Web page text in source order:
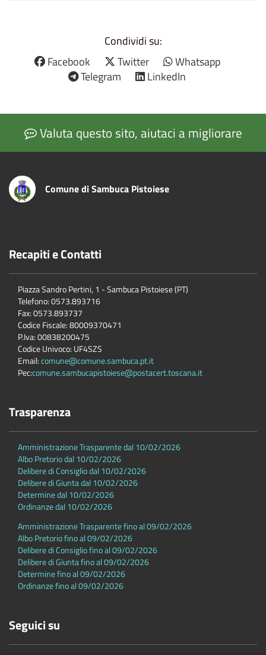
Condividi su:
Facebook
Twitter
Whatsapp
Telegram
LinkedIn
Valuta questo sito, aiutaci a migliorare
Comune di Sambuca Pistoiese
Recapiti e Contatti
Piazza Sandro Pertini, 1 - Sambuca Pistoiese (PT)
Telefono: 0573.893716
Fax: 0573.893737
Codice Fiscale: 80009370471
P.Iva: 00838200475
Codice Univoco: UF4SZS
Email:comune@comune.sambuca.pt.it
Pec:comune.sambucapistoiese@postacert.toscana.it
Trasparenza
Amministrazione Trasparente dal 10/02/2026
Albo Pretorio dal 10/02/2026
Delibere di Consiglio dal 10/02/2026
Delibere di Giunta dal 10/02/2026
Determine dal 10/02/2026
Ordinanze dal 10/02/2026
Amministrazione Trasparente fino al 09/02/2026
Albo Pretorio fino al 09/02/2026
Delibere di Consiglio fino al 09/02/2026
Delibere di Giunta fino al 09/02/2026
Determine fino al 09/02/2026
Ordinanze fino al 09/02/2026
Seguici su